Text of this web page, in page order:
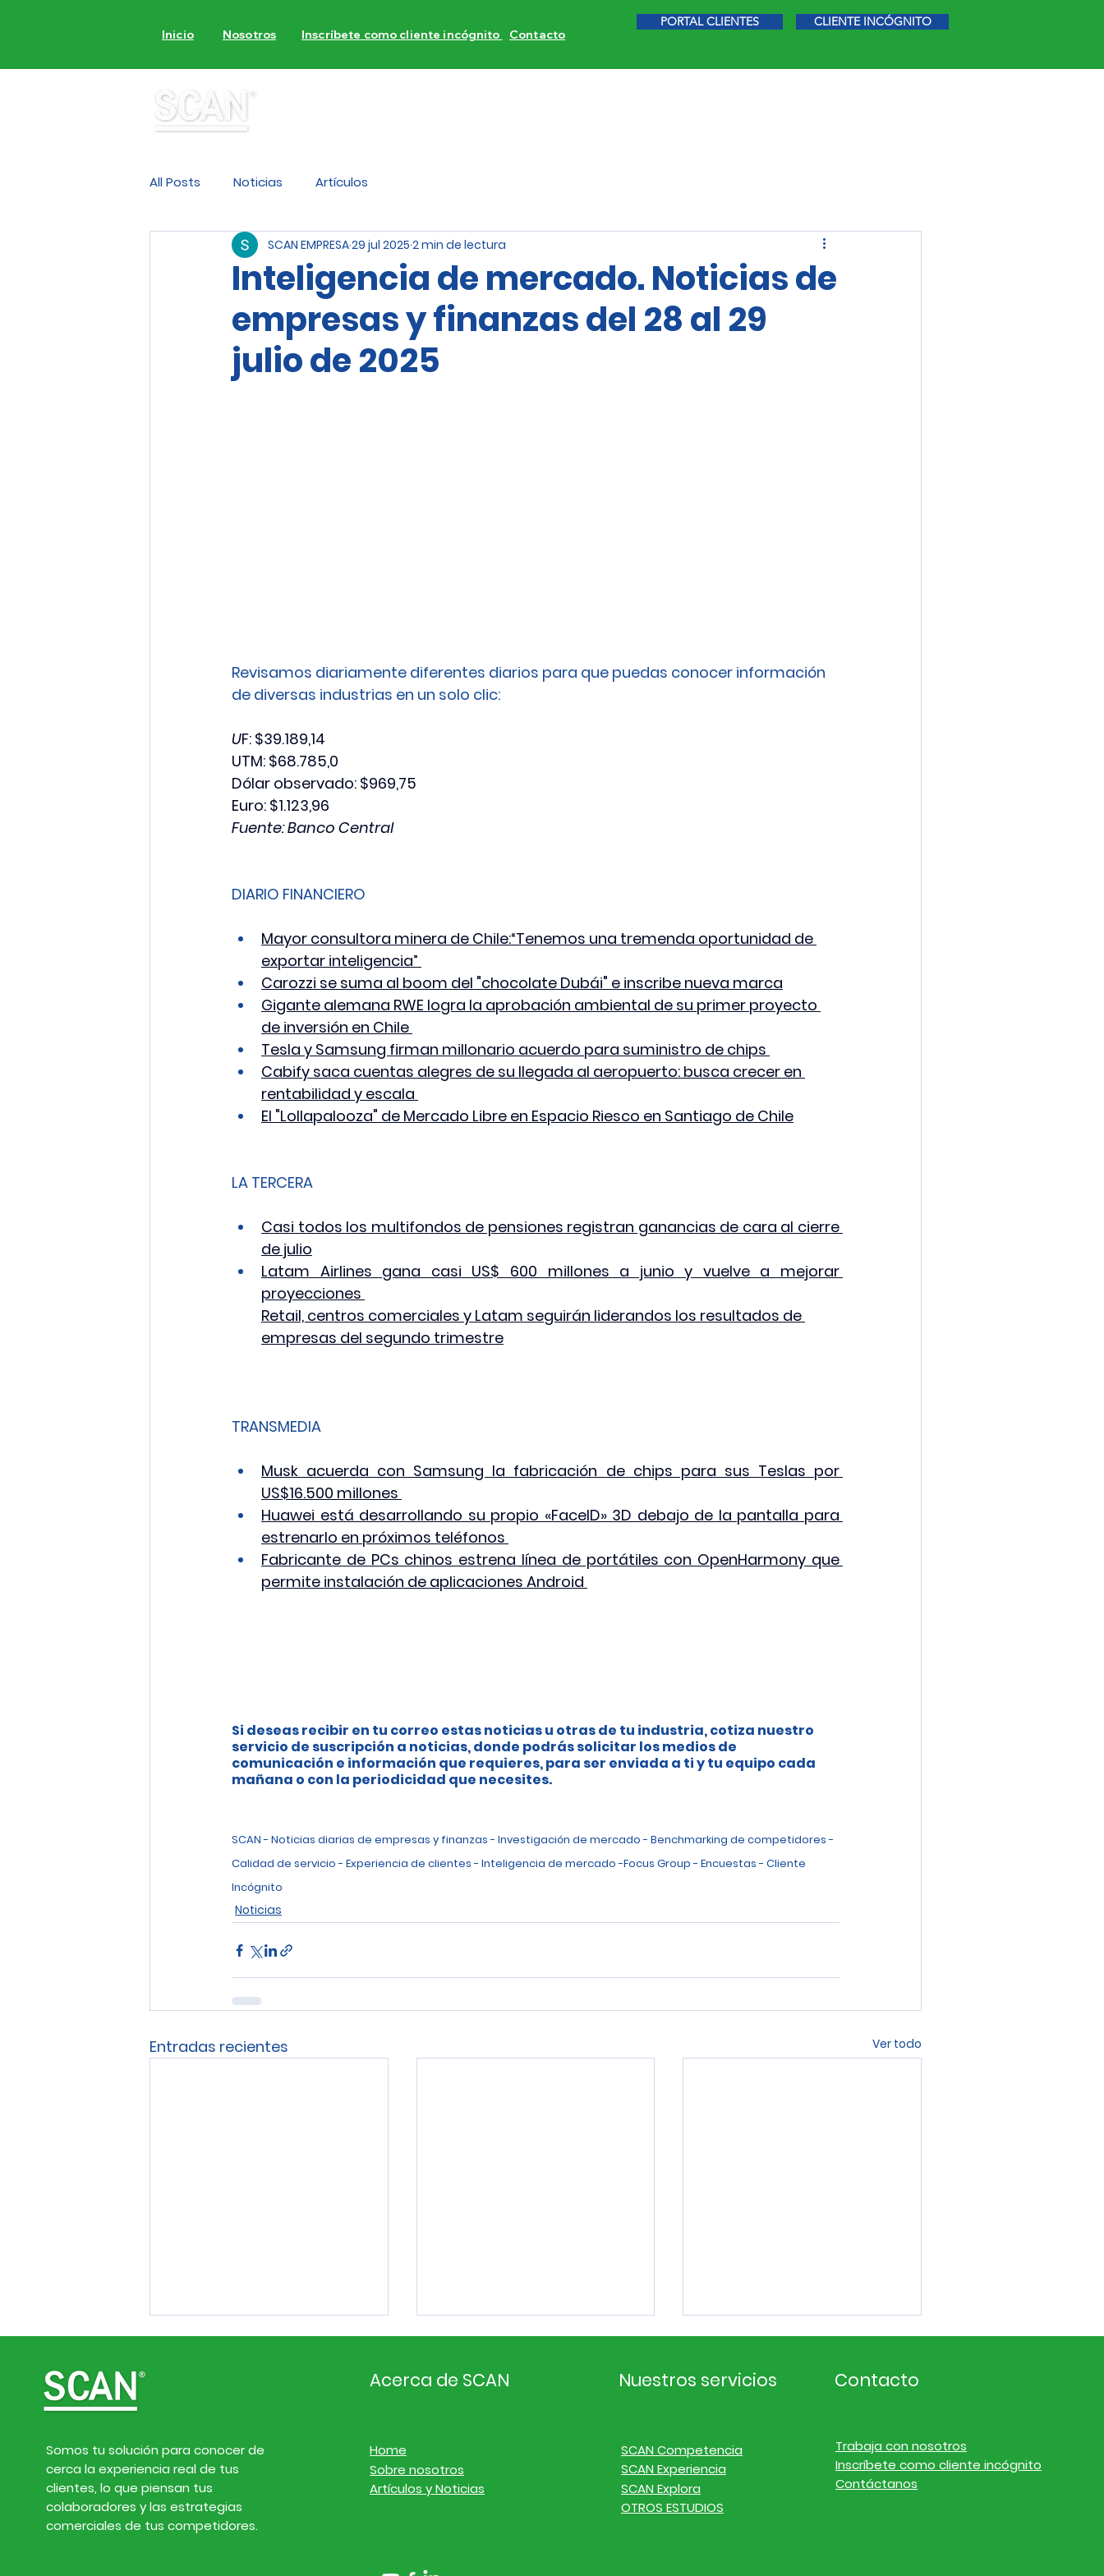
Inicio Nosotros Inscríbete como cliente incógnito Contacto
PORTAL CLIENTES CLIENTE INCÓGNITO
All Posts Noticias Artículos
Inteligencia de mercado. Noticias de
empresas y finanzas del 28 al 29
julio de 2025
SCAN EMPRESA29 jul 2025 2 min de lectura
Revisamos diariamente diferentes diarios para que puedas conocer información
de diversas industrias en un solo clic:
UF: $39.189,14
UTM: $68.785,0
Dólar observado: $969,75
Euro: $1.123,96
Fuente: Banco Central
DIARIO FINANCIERO
Mayor consultora minera de Chile:“Tenemos una tremenda oportunidad de
exportar inteligencia”
Carozzi se suma al boom del "chocolate Dubái" e inscribe nueva marca
Gigante alemana RWE logra la aprobación ambiental de su primer proyecto
de inversión en Chile
Tesla y Samsung firman millonario acuerdo para suministro de chips
Cabify saca cuentas alegres de su llegada al aeropuerto: busca crecer en
rentabilidad y escala
El "Lollapalooza" de Mercado Libre en Espacio Riesco en Santiago de Chile
LA TERCERA
Casi todos los multifondos de pensiones registran ganancias de cara al cierre
de julio
Latam Airlines gana casi US$ 600 millones a junio y vuelve a mejorar
proyecciones
Retail, centros comerciales y Latam seguirán liderandos los resultados de
empresas del segundo trimestre
TRANSMEDIA
Musk acuerda con Samsung la fabricación de chips para sus Teslas por
US$16.500 millones
Huawei está desarrollando su propio «FaceID» 3D debajo de la pantalla para
estrenarlo en próximos teléfonos
Fabricante de PCs chinos estrena línea de portátiles con OpenHarmony que
permite instalación de aplicaciones Android
Si deseas recibir en tu correo estas noticias u otras de tu industria, cotiza nuestro
servicio de suscripción a noticias, donde podrás solicitar los medios de
comunicación e información que requieres, para ser enviada a ti y tu equipo cada
mañana o con la periodicidad que necesites.
SCAN - Noticias diarias de empresas y finanzas - Investigación de mercado - Benchmarking de competidores -
Calidad de servicio - Experiencia de clientes - Inteligencia de mercado -Focus Group - Encuestas - Cliente
Incógnito
Noticias
Entradas recientes Ver todo
Inteligencia de
mercado. Noticias de
empresas y finanzas del
Inteligencia de
mercado. Noticias de
Inteligencia de
mercado. Noticias de
Somos tu solución para conocer de
cerca la experiencia real de tus
clientes, lo que piensan tus
colaboradores y las estrategias
comerciales de tus competidores.
Acerca de SCAN
Home
Sobre nosotros
Artículos y Noticias
Nuestros servicios
SCAN Competencia
SCAN Experiencia
SCAN Explora
OTROS ESTUDIOS
Contacto
Trabaja con nosotros
Inscríbete como cliente incógnito
Contáctanos